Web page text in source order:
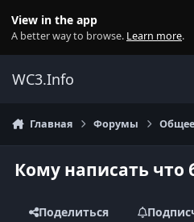
View in the app
A better way to browse. Learn more.
WC3.Info
Главная Форумы Общее
Кому написать что
Поделиться